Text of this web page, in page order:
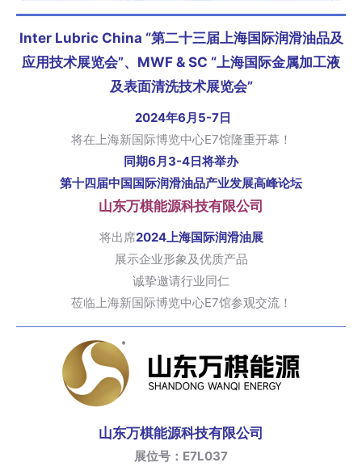
Inter Lubric China “第二十三届上海国际润滑油品及
应用技术展览会”、 MWF & SC “上海国际金属加工液
及表面清洗技术展览会”
2024年6月5-7日
将在上海新国际博览中心E7馆隆重开幕！
同期6月3-4日将举办
第十四届中国国际润滑油品产业发展高峰论坛
山东万棋能源科技有限公司
将出席2024上海国际润滑油展
展示企业形象及优质产品
诚挚邀请行业同仁
莅临上海新国际博览中心E7馆参观交流！
山东万棋能源科技有限公司
展位号：E7L037